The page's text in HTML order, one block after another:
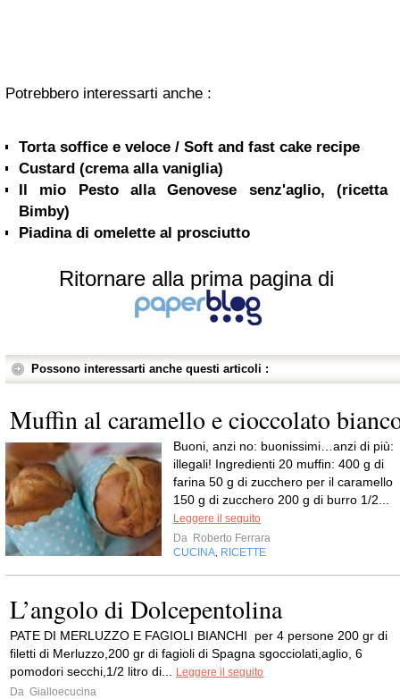
Potrebbero interessarti anche :
Torta soffice e veloce / Soft and fast cake recipe
Custard (crema alla vaniglia)
Il mio Pesto alla Genovese senz'aglio, (ricetta
Bimby)
Piadina di omelette al prosciutto
Ritornare alla prima pagina di
Possono interessarti anche questi articoli :
Muffin al caramello e cioccolato
Buoni, anzi no: buonissimi…anzi di più:
illegali! Ingredienti 20 muffin: 400 g di
farina 50 g di zucchero per il caramello
150 g di zucchero 200 g di burro 1/2...
Leggere il seguito
Da Roberto Ferrara
CUCINA RICETTE
L’angolo di Dolcepentolina
PATE DI MERLUZZO E FAGIOLI BIANCHI per 4 persone 200 gr di
filetti di Merluzzo,200 gr di fagioli di Spagna sgocciolati,aglio, 6
pomodori secchi,1/2 litro di...
Leggere il seguito
Da Gialloecucina